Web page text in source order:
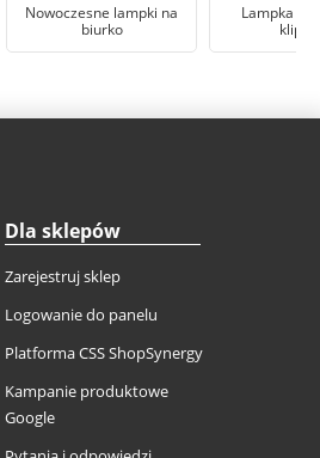
Nowoczesne lampki na
biurko
Lampka
Dla sklepów
Zarejestruj sklep
Logowanie do panelu
Platforma CSS ShopSynergy
Kampanie produktowe
Google